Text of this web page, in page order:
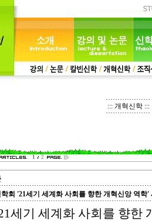
::: 개혁신학 :::
1 2
회 '21세기 세계화 사회를 향한 개혁신앙 역학'
세기 세계화 사회를 향한